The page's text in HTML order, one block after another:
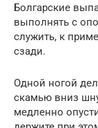
Болгарские
выполнять с
служить, к
сзади.
Одной ногой
скамью вниз
медленно